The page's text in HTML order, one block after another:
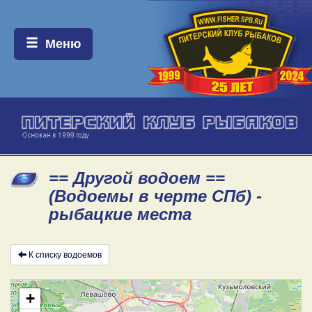
Меню:
Меню
== Другой водоем ==
(Водоемы в черте СПб) -
рыбацкие места
К списку водоемов
+